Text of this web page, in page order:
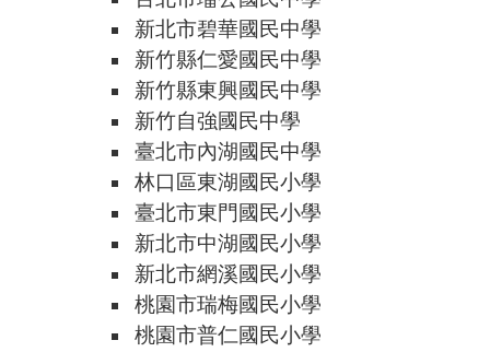
新北市碧華國民中學
新竹縣仁愛國民中學
新竹縣東興國民中學
新竹自強國民中學
臺北市內湖國民中學
林口區東湖國民小學
臺北市東門國民小學
新北市中湖國民小學
新北市網溪國民小學
桃園市瑞梅國民小學
桃園市普仁國民小學